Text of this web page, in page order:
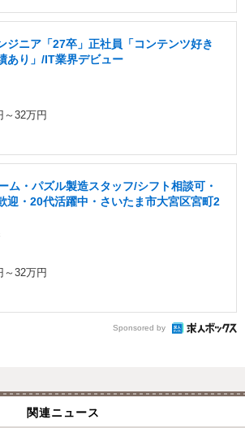
ジニア「27卒」正社員「コンテンツ好き
あり」/IT業界デビュー
～32万円
ム・パズル製造スタッフ/シフト相談可・
迎・20代活躍中・さいたま市大宮区宮町2
～32万円
Sponsored by
関連ニュース